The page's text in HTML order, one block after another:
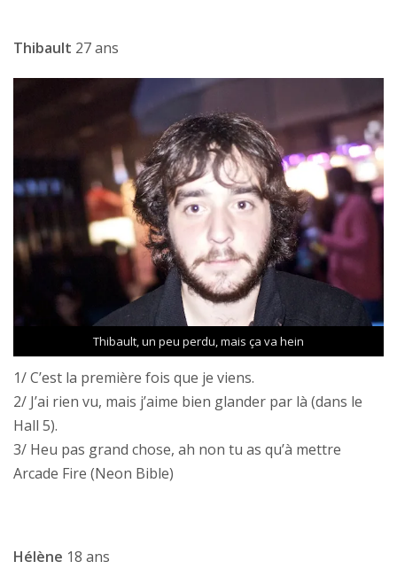
Thibault 27 ans
Thibault, un peu perdu, mais ça va hein
1/ C’est la première fois que je viens.
2/ J’ai rien vu, mais j’aime bien glander par là (dans le
Hall 5).
3/ Heu pas grand chose, ah non tu as qu’à mettre
Arcade Fire (Neon Bible)
Hélène 18 ans